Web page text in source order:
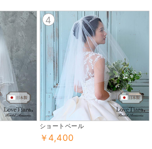
4
ショートベール
￥4,400